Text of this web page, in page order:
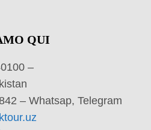
QUI
–
– Whatsap, Telegram